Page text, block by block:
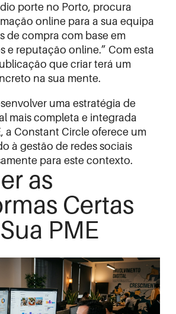
porte no Porto, procura
online para a sua equipa
de compra com base em
e reputação online.” Com esta
que criar terá um
na sua mente.
uma estratégia de
mais completa e integrada
a Constant Circle oferece um
à gestão de redes sociais
para este contexto.
as
Certas
PME